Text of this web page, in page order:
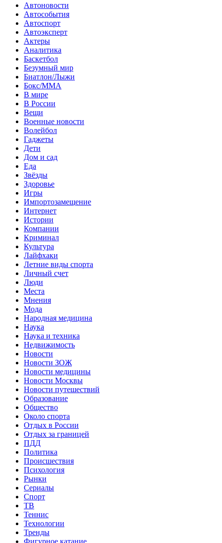
Автоновости
Автособытия
Автоспорт
Автоэксперт
Актеры
Аналитика
Баскетбол
Безумный мир
Биатлон/Лыжи
Бокс/MMA
В мире
В России
Вещи
Военные новости
Волейбол
Гаджеты
Дети
Дом и сад
Еда
Звёзды
Здоровье
Игры
Импортозамещение
Интернет
Истории
Компании
Криминал
Культура
Лайфхаки
Летние виды спорта
Личный счет
Люди
Места
Мнения
Мода
Народная медицина
Наука
Наука и техника
Недвижимость
Новости
Новости ЗОЖ
Новости медицины
Новости Москвы
Новости путешествий
Образование
Общество
Около спорта
Отдых в России
Отдых за границей
ПДД
Политика
Происшествия
Психология
Рынки
Сериалы
Спорт
ТВ
Теннис
Технологии
Тренды
Фигурное катание